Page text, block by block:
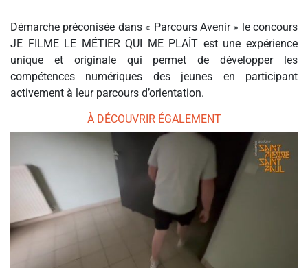
Démarche préconisée dans « Parcours Avenir » le concours
JE FILME LE MÉTIER QUI ME PLAÎT est une expérience
unique et originale qui permet de développer les
compétences numériques des jeunes en participant
activement à leur parcours d’orientation.
À DÉCOUVRIR ÉGALEMENT